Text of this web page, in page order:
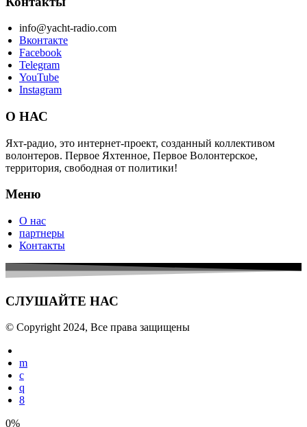
info@yacht-radio.com
Вконтакте
Facebook
Telegram
YouTube
Instagram
О НАС
Яхт-радио, это интернет-проект, созданный коллективом
волонтеров. Первое Яхтенное, Первое Волонтерское,
территория, свободная от политики!
Меню
О нас
партнеры
Контакты
СЛУШАЙТЕ НАС
© Copyright 2024, Все права защищены
0%